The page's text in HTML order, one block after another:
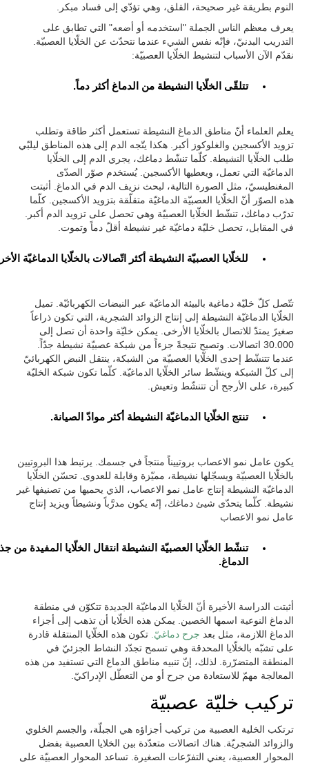
النوم بطريقة غير صحيحة، القلق، وهي تؤدّي إلى فساد مبكر.
يعرف معظم الناس الجملة "استخدمه أو أضعه" التي تطابق على
التدريب البدنيّ، فإنّه نفس الشيء عندما نتحدّث عن الخلّايا العصبيّة.
نقدّم الآن الأسباب لتنشيط الخلّايا العصبيّة:
تتلقّى الخلّايا النشيطة من الدماغ أكثر دماً.
يعلم العلماء أنّ مناطق الدماغ النشيطة تستعمل أكثر طاقة وتطلب
تزويد الأكسجين والغلوكوز أكبر. هكذا يتّجه الدم إلى هذه المناطق ليلبّي
طلب الخلّايا النشيطة. كلّما تنشّط دماغك، يجري الدم إلى الخلّايا
الدماغيّة التي تعمل، ويعطيها الأكسجين. يُستخدم صوّر الصدّى
المغنطيسيّ، مثل الصورة التالية، لبحث نزيف الدم في الدماغ. أثبتت
هذه الصوّر أنّ الخلّايا العصبيّة الدماغيّة متقلّقة بتزويد الأكسجين. كلّما
تدرّب دماغك، تنشّط الخلّايا العصبيّة وهي تحصل على تزويد الدم أكبر.
في المقابل، تحصل خليّة دماغيّة غير نشيطة أقلّ دماً وتموت.
للخلّايا العصبيّة النشيطة أكثر اتّصالات بالخلّايا الدماغيّة
تتّصل كلّ خليّة دماغية بالبيئة الدماغيّة عبر النبضات الكهربائيّة. تميل
الخلّايا الدماغيّة النشيطة إلى إنتاج الزوائد الشجرية، التي تكون ذراعاً
صغيرً يمتدّ للاتصال بالخلّايا الأرخى. يمكن خليّة واحدة أن تصل إلى
30.000 اتصالات. وتصبح نتيجةً جزءاً من شبكة عصبيّة نشيطة جدّاً.
عندما تتنشّط إحدى الخلّايا العصبيّة من الشبكة، ينتقل النبض الكهربائيّ
إلى كلّ الشبكة وينشّط سائر الخلّايا الدماغيّة. كلّما تكون شبكة الخليّة
كبيرة، على الأرجح أن تتنشّط وتعيش.
تنتج الخلّايا الدماغيّة النشيطة أكثر موادّ الصيانة.
يكون عامل نمو الاعصاب بروتييناً منتجاً في جسمك. يرتبط هذا البروتيين
بالخلّايا العصبيّة ويسجّلها نشيطة، مميّزة وقابلة للعدوى. تحسّن الخلّايا
الدماغيّة النشيطة إنتاج عامل نمو الاعصاب، الذي يحميها من تصنيفها غير
نشيطة. كلّما يتحدّى شيئ دماغك، إنّه يكون مدرَّباً ونشيطاً ويزيد إنتاج
عامل نمو الاعصاب
تنشّط الخلّايا العصبيّة النشيطة انتقال الخلّايا المفيدة من
الدماغ.
أثبتت الدراسة الأخيرة أنّ الخلّايا الدماغيّة الجديدة تتكوّن في منطقة
الدماغ النوعية اسمها الخصين. يمكن هذه الخلّايا أن تذهب إلى أجزاء
الدماغ اللازمة، مثل بعد جرح دماغيّ. تكون هذه الخلّايا المنتقلة قادرة
على تشبّه بالخلّايا المحدقة وهي تسمح تجدّد النشاط الجزئيّ في
المنطقة المتضرّرة. لذلك، إنّ تنبيه مناطق الدماغ التي تستفيد من هذه
المعالجة مهمّ للاستعادة من جرح أو من التعطّل الإدراكيّ.
تركيب خليّة عصبيّة
ترتكب الخلية العصبية من تركيب أجزاؤه هي الجبلّة، والجسم الخلوي
والزوائد الشجريّة. هناك اتصالات متعدّدة بين الخلايا العصبية بفضل
المحوار العصبية، يعني التفرّعات الصغيرة. تساعد المحوار العصبيّة على